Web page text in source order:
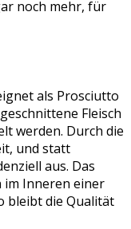
noch mehr, für
als Prosciutto
Fleisch
werden. Durch die
und statt
aus. Das
im Inneren einer
bleibt die Qualität